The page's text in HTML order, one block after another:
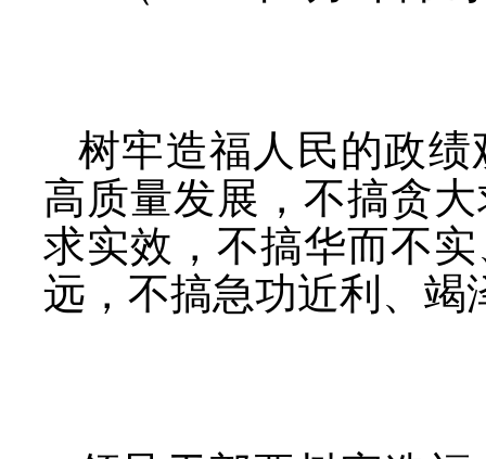
树牢造福人民的政
高质量发展，不搞贪
求实效，不搞华而不
远，不搞急功近利、竭